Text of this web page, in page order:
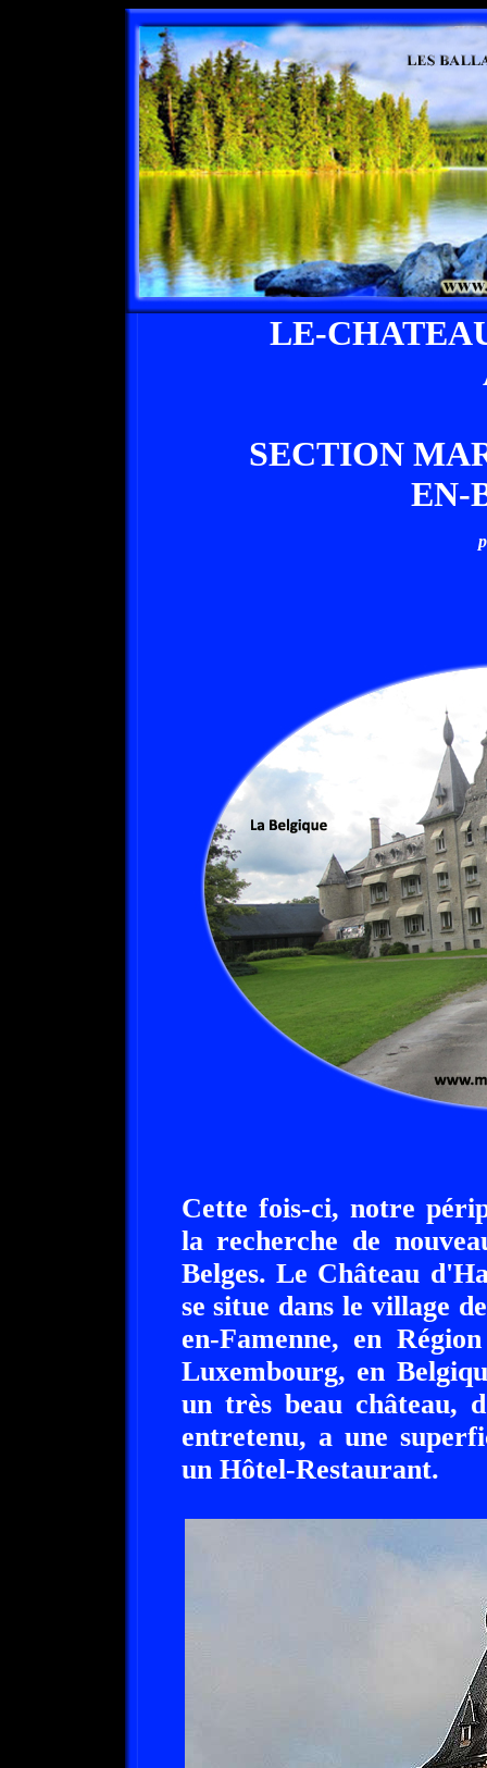
LE-
SECTION
EN-
Cette fois-ci, notre
la recherche de
Belges. Le Château
se situe dans le village
en-Famenne, en
Luxembourg, en
un très beau château,
entretenu, a une
un Hôtel-Restaurant.